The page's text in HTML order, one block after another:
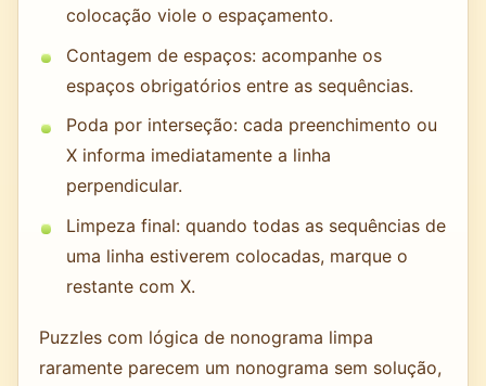
colocação viole o espaçamento.
Contagem de espaços: acompanhe os
espaços obrigatórios entre as sequências.
Poda por interseção: cada preenchimento ou
X informa imediatamente a linha
perpendicular.
Limpeza final: quando todas as sequências de
uma linha estiverem colocadas, marque o
restante com X.
Puzzles com lógica de nonograma limpa
raramente parecem um nonograma sem solução,